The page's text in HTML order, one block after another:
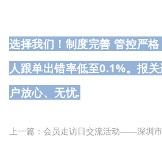
选择我们！ 制度完善 管控严
人跟单出错率低至0.1%。报
户放心、无忧.
上一篇：会员走访日交流活动——深圳